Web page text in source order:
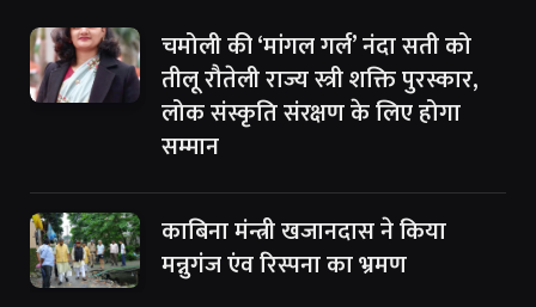
चमोली की ‘मांगल गर्ल’ नंदा सती को
तीलू रौतेली राज्य स्त्री शक्ति पुरस्कार,
लोक संस्कृति संरक्षण के लिए होगा
सम्मान
काबिना मंन्त्री खजानदास ने किया
मन्नुगंज एंव रिस्पना का भ्रमण